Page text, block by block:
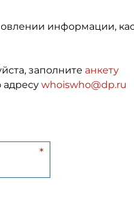
информации,
заполните анкету
whoiswho@dp.ru